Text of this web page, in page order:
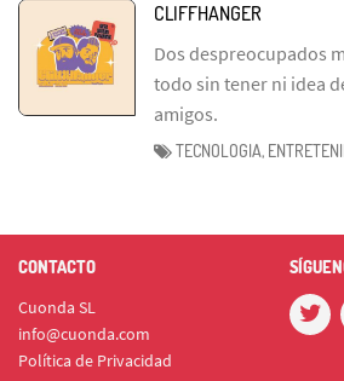
CLIFFHANGER
Dos despreocupados
todo sin tener ni idea
amigos.
TECNOLOGIA,
CONTACTO
Cuonda SL
info@cuonda.com
Política de Privacidad